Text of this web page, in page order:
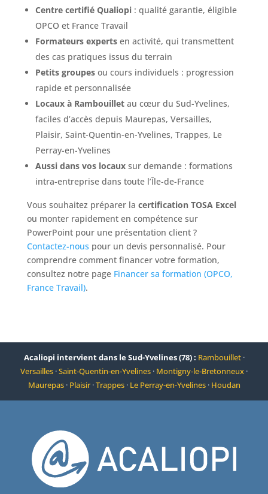
Centre certifié Qualiopi: qualité garantie, éligible
OPCO et France Travail
Formateurs expertsen activité, qui transmettent
des cas pratiques issus du terrain
Petits groupesou cours individuels : progression
rapide et personnalisée
Locaux à Rambouilletau cœur du Sud-Yvelines,
faciles d’accès depuis Maurepas, Versailles,
Plaisir, Saint-Quentin-en-Yvelines, Trappes, Le
Perray-en-Yvelines
Aussi dans vos locauxsur demande : formations
intra-entreprise dans toute l’Île-de-France
Vous souhaitez préparer la certification TOSA Excel
ou monter rapidement en compétence sur
PowerPoint pour une présentation client ?
Contactez-nous pour un devis personnalisé. Pour
comprendre comment financer votre formation,
consultez notre page Financer sa formation (OPCO,
France Travail).
Acaliopi intervient dans le Sud-Yvelines (78) : Rambouillet·
Versailles ·Saint-Quentin-en-Yvelines · Montigny-le-Bretonneux ·
Maurepas· Plaisir·Trappes· Le Perray-en-Yvelines· Houdan